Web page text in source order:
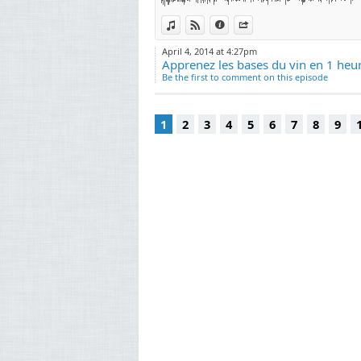
«
View in iTunes
View on Djpod
Information
April 4, 2014 at 4:27pm
Apprenez les bases du vin en 1
Be the first to comment on this episode
1 2 3 4 5 6 7 8 9